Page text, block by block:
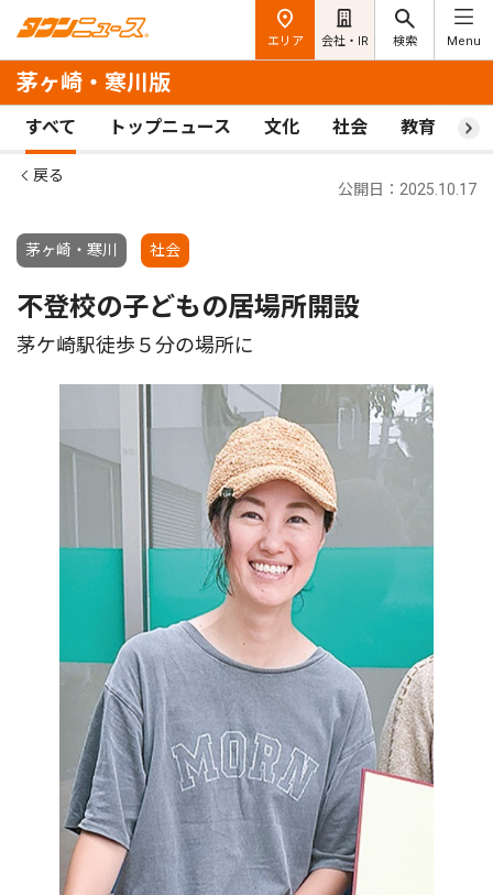
エリア 会社・IR 検索 Menu
茅ヶ崎・寒川版
すべて トップニュース 文化 社会 教育 ス
戻る
茅ヶ崎・寒川 社会
公開日：2025.10.17
不登校の子どもの居場所開設
茅ケ崎駅徒歩５分の場所に